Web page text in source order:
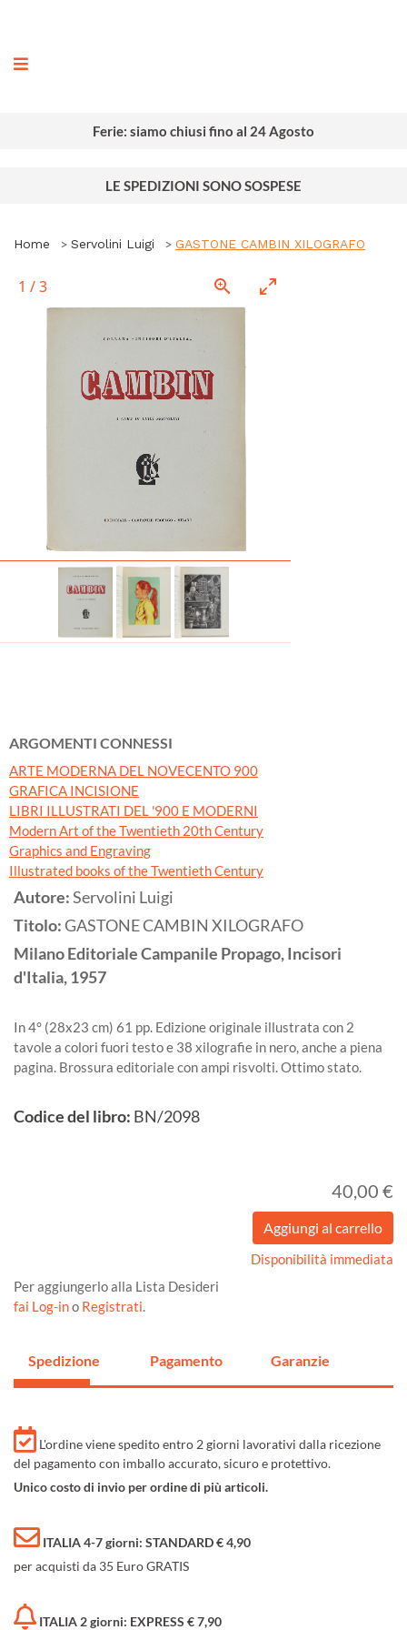
Ferie: siamo chiusi fino al 24 Agosto
LE SPEDIZIONI SONO SOSPESE
Home Servolini Luigi GASTONE CAMBIN XILOGRAFO
1 /3
ARGOMENTI CONNESSI
ARTE MODERNA DEL NOVECENTO 900
GRAFICA INCISIONE
LIBRI ILLUSTRATI DEL '900 E MODERNI
Modern Art of the Twentieth 20th Century
Graphics and Engraving
Illustrated books of the Twentieth Century
Autore:Servolini Luigi
Titolo:GASTONE CAMBIN XILOGRAFO
MilanoEditoriale Campanile Propago, Incisori
d'Italia,1957
In 4° (28x23 cm) 61 pp. Edizione originale illustrata con 2
tavole a colori fuori testo e 38 xilografie in nero, anche a piena
pagina. Brossura editoriale con ampi risvolti. Ottimo stato.
Codice del libro: BN/2098
40,00 €
Disponibilità immediata
Per aggiungerlo alla Lista Desideri
fai Log-ino Registrati.
Spedizione Pagamento Garanzie
L'ordine viene spedito entro 2 giorni lavorativi dalla ricezione
del pagamento con imballo accurato, sicuro e protettivo.
Unico costo di invio per ordine di più articoli.
ITALIA 4-7 giorni: STANDARD € 4,90
per acquisti da 35 Euro GRATIS
ITALIA 2 giorni: EXPRESS € 7,90